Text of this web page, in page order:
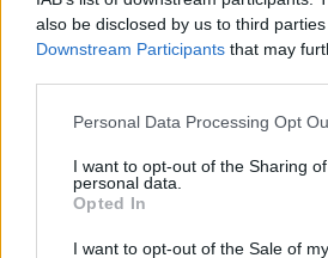
also be disclosed by us to third
Downstream Participants that may
Please note that this website/app
not limited to your visit or usage
grant or deny consent to Google and
use your data for below specified
consent section.
Personal Data Processing Opt
I want to opt-out of the Sharing
personal data.
Opted In
I want to opt-out of the Sale of my